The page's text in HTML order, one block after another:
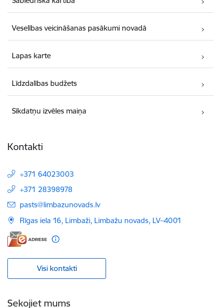
Veselības veicināšanas pasākumi novadā
Lapas karte
Līdzdalības budžets
Sīkdatņu izvēles maiņa
Kontakti
+371 64023003
+371 28398978
E-pasts:
pasts@limbazunovads.lv
Rīgas iela 16, Limbaži, Limbažu novads, LV–4001
Visi kontakti
Sekojiet mums